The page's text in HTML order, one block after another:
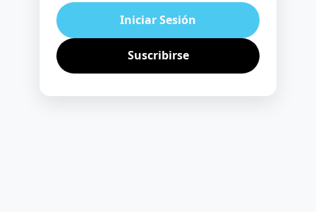
Iniciar Sesión
Suscribirse